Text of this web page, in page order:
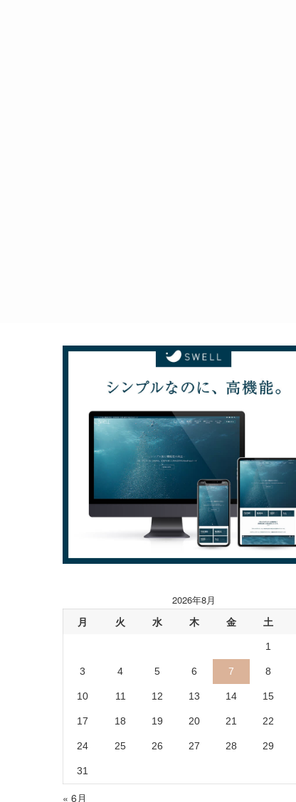
2026年8月
月 火 水 木 金 土
1
3 4 5 6 7 8
10 11 12 13 14 15
17 18 19 20 21 22
24 25 26 27 28 29
31
« 6月